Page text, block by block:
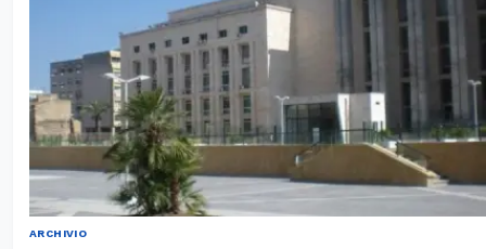
ARCHIVIO